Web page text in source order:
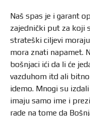
Naš spas je i garant
zajednički put za koji
strateški ciljevi
mora znati napamet.
bošnjaci ići da li će
vazduhom itd ali
idemo. Mnogi su
imaju samo ime i
rade na tome da